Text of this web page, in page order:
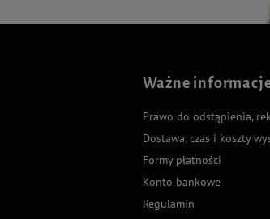
Ważne
Prawo do odstąpienia,
Dostawa, czas i koszty
Formy płatności
Konto bankowe
Regulamin